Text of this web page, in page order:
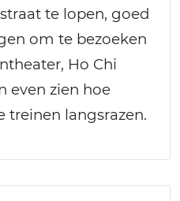
te lopen, goed
om te bezoeken
Ho Chi
even zien hoe
treinen langsrazen.